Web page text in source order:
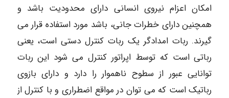
امکان اعزام نیروی انسانی دارای محدودیت باشد و
همچنین دارای خطرات جانی، باشد مورد استفاده قرار می
گیرند. ربات امدادگر یک ربات کنترل دستی است، یعنی
رباتی است که توسط اپراتور کنترل می شود این ربات
توانایی عبور از سطوح ناهموار را دارد و دارای بازوی
رباتیک است که می توان در مواقع اضطراری و با کنترل از